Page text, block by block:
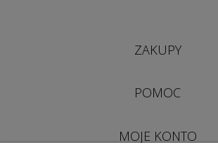
ZAKUPY
POMOC
MOJE KONTO